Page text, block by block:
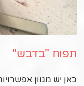
תפוח "בדבש"
כאן יש מגוון